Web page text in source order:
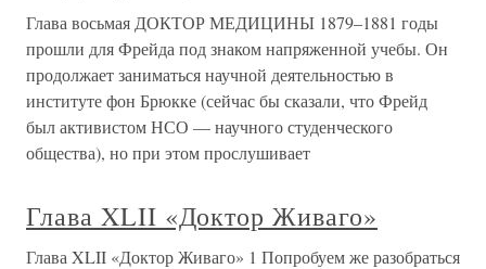
Глава восьмая ДОКТОР МЕДИЦИНЫ 1879–1881 годы
прошли для Фрейда под знаком напряженной учебы. Он
продолжает заниматься научной деятельностью в
институте фон Брюкке (сейчас бы сказали, что Фрейд
был активистом НСО — научного студенческого
общества), но при этом прослушивает
Глава XLII «Доктор Живаго»
Глава XLII «Доктор Живаго» 1 Попробуем же разобраться